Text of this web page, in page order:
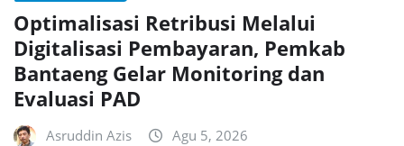
Optimalisasi Retribusi Melalui
Digitalisasi Pembayaran, Pemkab
Bantaeng Gelar Monitoring dan
Evaluasi PAD
Asruddin Azis Agu 5, 2026